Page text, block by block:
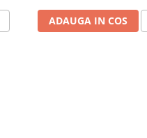
ADAUGA IN COS